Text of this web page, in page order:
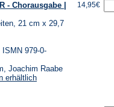
- Chorausgabe |
21 cm x 29,7
ISMN 979-0-
Joachim Raabe
erhältlich
14,95€